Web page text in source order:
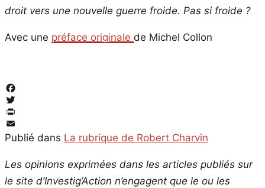
droit vers une nouvelle guerre froide. Pas si froide ?
Avec une préface originale de Michel Collon
Facebook
Twitter
PrintFriendly
Email
Publié dans La rubrique de Robert Charvin
Les opinions exprimées dans les articles publiés sur
le site d’Investig’Action n’engagent que le ou les